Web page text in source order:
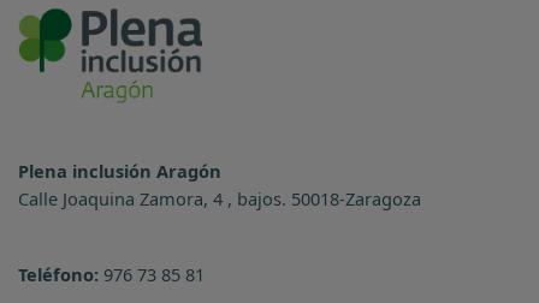
Plena inclusión Aragón
Calle Joaquina Zamora, 4 , bajos. 50018-Zaragoza
Teléfono: 976 73 85 81